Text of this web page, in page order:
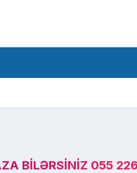
BILƏRSINIZ 055